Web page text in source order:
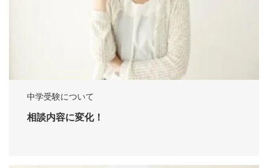
中学受験について
相談内容に変化！